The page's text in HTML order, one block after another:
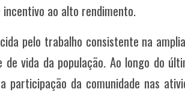
ao alto rendimento.
pelo trabalho consistente na
de vida da população. Ao longo do
participação da comunidade nas